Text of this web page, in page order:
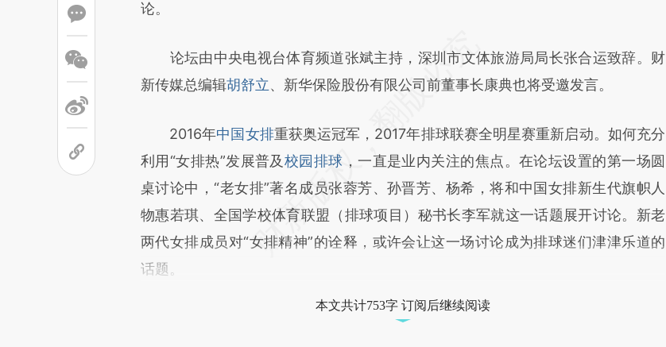
论。
论坛由中央电视台体育频道张斌主持，深圳市文体旅游局局长张合运致辞。财
新传媒总编辑胡舒立、新华保险股份有限公司前董事长康典也将受邀发言。
2016年中国女排重获奥运冠军，2017年排球联赛全明星赛重新启动。如何充分
利用“女排热”发展普及校园排球 ，一直是业内关注的焦点。在论坛设置的第一场圆
桌讨论中，“老女排”著名成员张蓉芳、孙晋芳、杨希，将和中国女排新生代旗帜人
物惠若琪、全国学校体育联盟（排球项目）秘书长李军就这一话题展开讨论。新老
两代女排成员对“女排精神”的诠释，或许会让这一场讨论成为排球迷们津津乐道的
话题。
本文共计753字 订阅后继续阅读